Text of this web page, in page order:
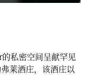
私密空间呈献罕见
莱酒庄，该酒庄以